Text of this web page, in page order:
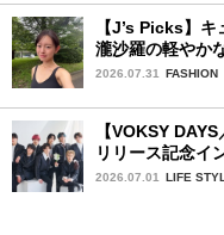
【J’s Picks】
瀧沙羅の軽やか
ィーン〉
2026.07.31 FASHION
【VOKSY
リリース記念イ
うなアルバム」
2026.07.01 LIFE